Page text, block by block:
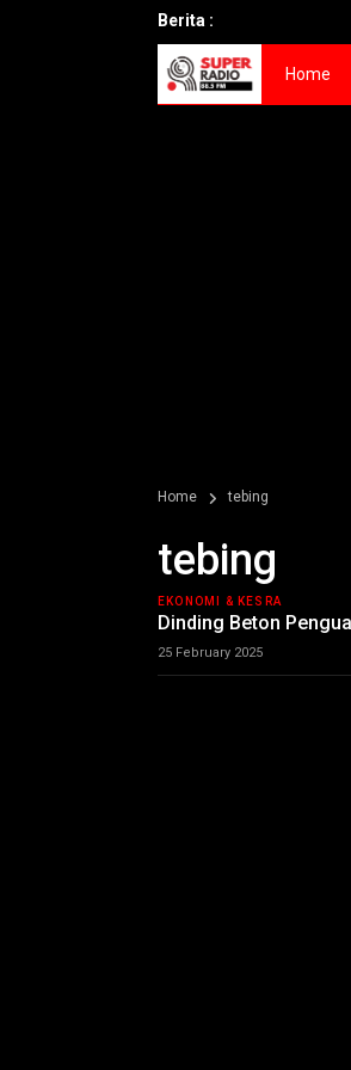
Berita :
Home
Home tebing
tebing
EKONOMI & KESRA
Dinding Beton
25 February 2025